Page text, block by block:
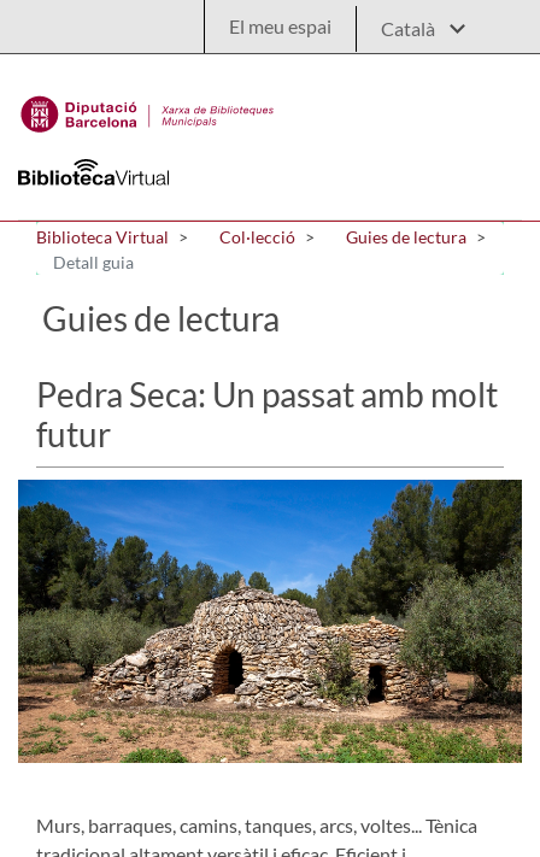
El meu espai
Biblioteca Virtual Col·lecció
Guies de lectura
Detall guia
Guies de lectura
Pedra Seca: Un passat amb molt
futur
Murs, barraques, camins, tanques, arcs, voltes... Tènica